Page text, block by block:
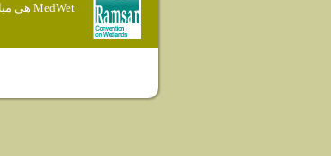
MedWet هي مبادرة إقليمية بموجب إتفاقية Ramsar